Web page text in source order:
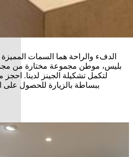
الدفء والراحة هما السمات
بليس، موطن مجموعة مختارة من
لتكمل تشكيلة الجينز لدينا.
ببساطة بالزيارة للحصول